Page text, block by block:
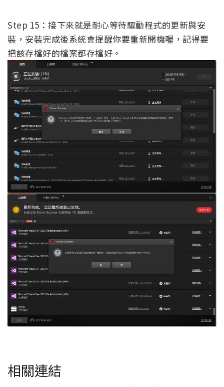
Step 15：接下來就是耐心等待驅動程式的更新與安
裝，安裝完成後系統會提醒你要重新開機喔，記得要
把該存檔好的檔案都存檔好。
相關連結